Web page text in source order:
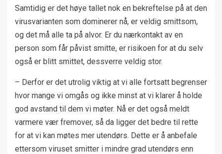
Samtidig er det høye tallet nok en bekreftelse på at den
virusvarianten som dominerer nå, er veldig smittsom,
og det må alle ta på alvor. Er du nærkontakt av en
person som får påvist smitte, er risikoen for at du selv
også er blitt smittet, dessverre veldig stor.
– Derfor er det utrolig viktig at vi alle fortsatt begrenser
hvor mange vi omgås og ikke minst at vi klarer å holde
god avstand til dem vi møter. Nå er det også meldt
varmere vær fremover, så da ligger det bedre til rette
for at vi kan møtes mer utendørs. Dette er å anbefale
ettersom viruset smitter i mindre grad utendørs enn